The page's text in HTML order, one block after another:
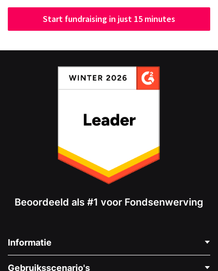
Start fundraising in just 15 minutes
Beoordeeld als #1 voor Fondsenwerving
Informatie
Gebruiksscenario's